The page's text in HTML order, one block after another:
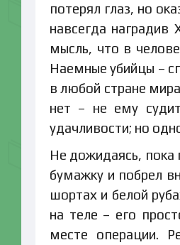
потерял глаз, но
навсегда
мысль, что в
Наемные убийцы –
в любой стране
нет – не ему
удачливости; но
Не дожидаясь, пока
бумажку и побрел
шортах и белой
на теле – его
месте операции.